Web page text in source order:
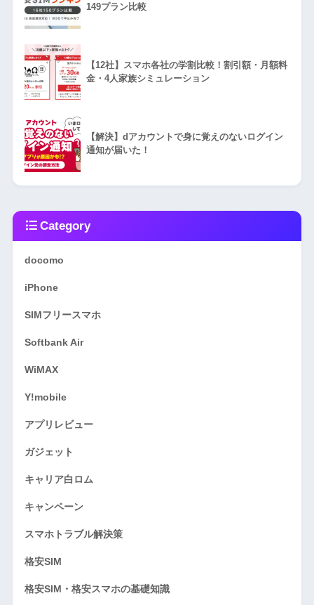
149プラン比較
【12社】スマホ各社の学割比較！割引額・月額料
金・4人家族シミュレーション
【解決】dアカウントで身に覚えのないログイン
通知が届いた！
Category
docomo
iPhone
SIMフリースマホ
Softbank Air
WiMAX
Y!mobile
アプリレビュー
ガジェット
キャリア白ロム
キャンペーン
スマホトラブル解決策
格安SIM
格安SIM・格安スマホの基礎知識